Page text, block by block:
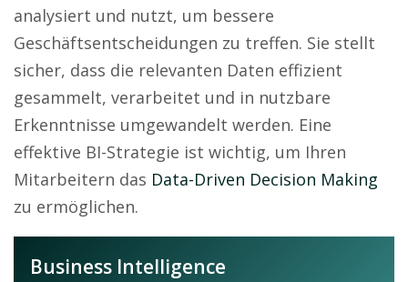
analysiert und nutzt, um bessere
Geschäftsentscheidungen zu treffen. Sie stellt
sicher, dass die relevanten Daten effizient
gesammelt, verarbeitet und in nutzbare
Erkenntnisse umgewandelt werden. Eine
effektive BI-Strategie ist wichtig, um Ihren
Mitarbeitern das Data-Driven Decision Making
zu ermöglichen.
Business Intelligence